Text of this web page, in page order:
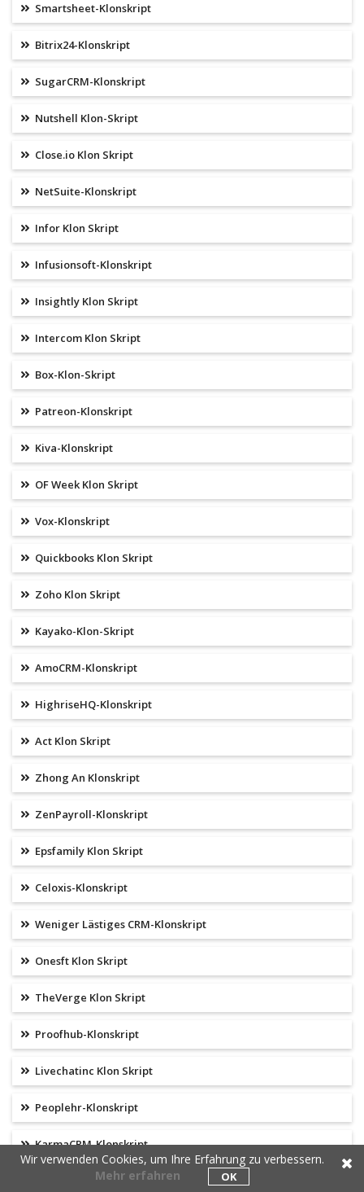
Smartsheet-Klonskript
Bitrix24-Klonskript
SugarCRM-Klonskript
Nutshell Klon-Skript
Close.io Klon Skript
NetSuite-Klonskript
Infor Klon Skript
Infusionsoft-Klonskript
Insightly Klon Skript
Intercom Klon Skript
Box-Klon-Skript
Patreon-Klonskript
Kiva-Klonskript
OF Week Klon Skript
Vox-Klonskript
Quickbooks Klon Skript
Zoho Klon Skript
Kayako-Klon-Skript
AmoCRM-Klonskript
HighriseHQ-Klonskript
Act Klon Skript
Zhong An Klonskript
ZenPayroll-Klonskript
Epsfamily Klon Skript
Celoxis-Klonskript
Weniger Lästiges CRM-Klonskript
Onesft Klon Skript
TheVerge Klon Skript
Proofhub-Klonskript
Livechatinc Klon Skript
Peoplehr-Klonskript
KarmaCRM-Klonskript
Anaplan-Klonskript
Wir verwenden Cookies, um Ihre Erfahrung zu verbessern.
Mehr erfahren
OK